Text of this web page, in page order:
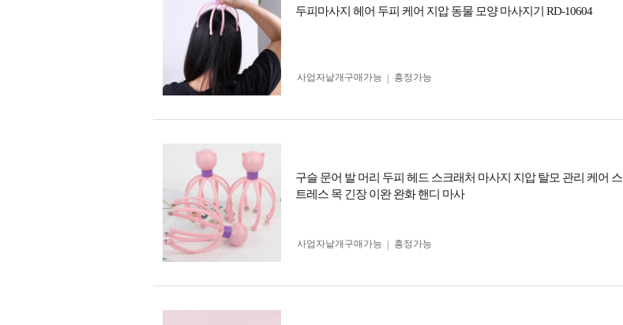
두피마사지 헤어 두피 케어 지압 동물 모양 마사지기 RD-10604
사업자 낱개구매가능 흥정가능
구슬 문어 발 머리 두피 헤드 스크래처 마사지 지압 탈모 관리 케어 스
트레스 목 긴장 이완 완화 핸디 마사
사업자 낱개구매가능 흥정가능